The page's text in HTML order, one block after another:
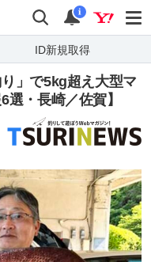
検索 通知
i
ID新規取得
」で5kg超え大型マ
・長崎／佐賀】